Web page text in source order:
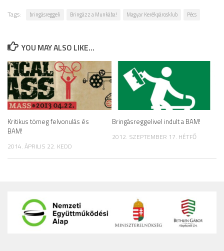
Tags: bringásreggeli Bringázz a Munkába! Magyar Kerékpárosklub Pécs
YOU MAY ALSO LIKE...
Kritikus tömeg felvonulás és
BAM!
2014. ÁPRILIS 22. KEDD
Bringásreggelivel indult a BAM!
2012. SZEPTEMBER 17. HÉTFŐ